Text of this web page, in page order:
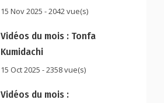
15 Nov 2025 - 2042 vue(s)
Vidéos du mois : Tonfa
Kumidachi
15 Oct 2025 - 2358 vue(s)
Vidéos du mois :